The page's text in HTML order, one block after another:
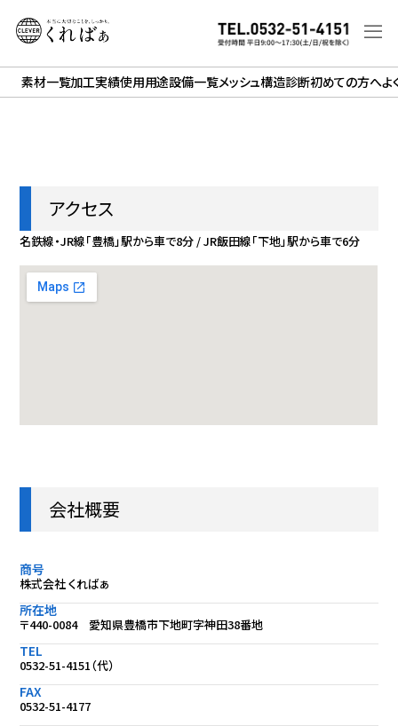
素材一覧加工実績使用用途設備一覧メッシュ構造診断初めての方へよ
アクセス
名鉄線・JR線「豊橋」駅から車で8分 / JR飯田線「下地」駅から車で6分
会社概要
商号
株式会社 くればぁ
所在地
〒440-0084 愛知県豊橋市下地町字神田38番地
TEL
0532-51-4151（代）
FAX
0532-51-4177